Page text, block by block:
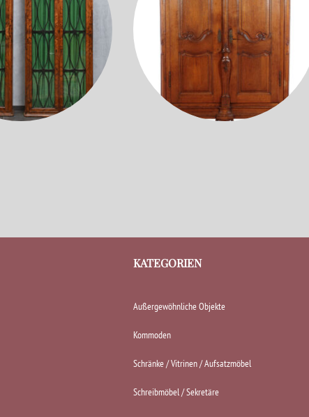
KATEGORIEN
Außergewöhnliche Objekte
Kommoden
Schränke / Vitrinen / Aufsatzmöbel
Schreibmöbel / Sekretäre